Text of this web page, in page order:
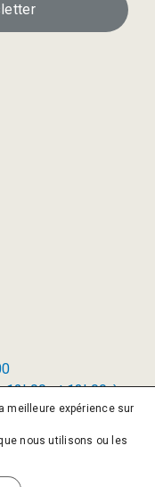
12h00 et 13h00 à
meilleure expérience sur
nous utilisons ou les